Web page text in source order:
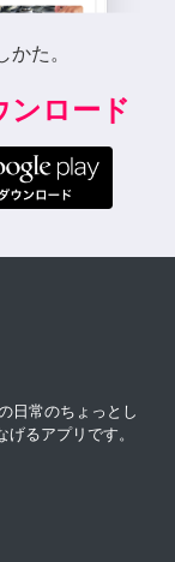
た。
ンロード
日常のちょっとし
るアプリです。